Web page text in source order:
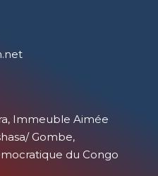
Immeuble Aimée
Gombe,
du Congo